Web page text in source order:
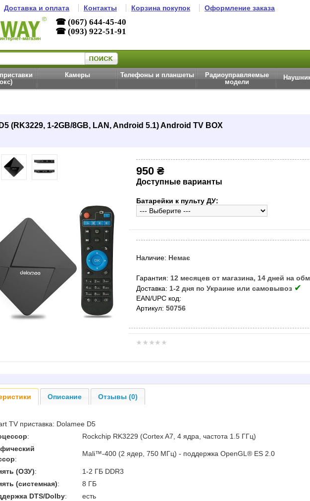
Доставка и оплата Контакты Корзина покупок Оформление заказа
☎ (067) 644-45-40
☎ (093) 922-51-91
Камеры Телефоны и планшеты
Радиоуправляемые
модели
(RK3229, 1-2GB/8GB, LAN, Android 5.1) Android TV BOX
950 ₴
Доступные варианты
Батарейки к пульту ДУ:
Наличие: Немає
Гарантия: 12 месяцев от магазина, 14 дней на
Доставка: 1-2 дня по Украине или самовывоз ✔
EAN/UPC код:
Артикул: 50756
Описание Отзывы (0)
TV приставка: Dolamee D5
:
Rockchip RK3229 (Cortex A7, 4 ядра, частота 1.5 ГГц)
:
Mali™-400 (2 ядер, 750 МГц) - поддержка OpenGL® ES 2.0
(ОЗУ):
1-2 ГБ DDR3
(системная):
8 ГБ
DTS/Dolby:
есть